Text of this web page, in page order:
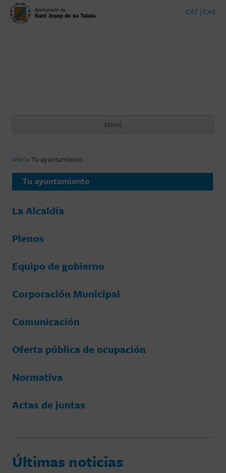
CAT| CAS
Menú
Inici>Tu ayuntamiento
Tu ayuntamiento
La Alcaldía
Plenos
Equipo de gobierno
Corporación Municipal
Comunicación
Oferta pública de ocupación
Normativa
Actas de juntas
Últimas noticias